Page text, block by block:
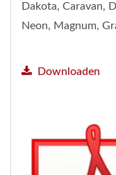
Dakota, Caravan,
Neon, Magnum,
Downloaden